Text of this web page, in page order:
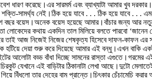
ধারণ করেছে।এর সারমর্ম এবং ব্যাখ্যাটা আমার খুব
সামর্থ্য নেই।ঠিক হয়ে যাবে . . . ঠিক হয়ে যাবে . . .
বছর বয়েস।অনেক বয়েস হয়েছে আমার।বাঁচার জন্য আর
লোকেদের কথায় একদিন তাল মিলিয়ে বলতে পারবো
আজ নিজেই নিজের শেষকৃত্য হিসেবে দাফন-কাফন এর
হটিয়ে দেয়া শুরু করে দিয়েছে আমার এই বন্ধু।এখন বাকি
আলোটা বড্ড বাঁধা দিচ্ছে সামনের রাস্তা
যেখানে এই বাড়িটার ঠিকানাটা লেখা আছে।দুটো
বিঁধলো তার দেহের বাম প্রান্তে।চিৎকার চেঁচামেচি